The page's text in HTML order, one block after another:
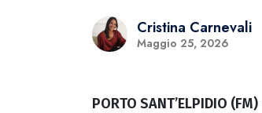
Cristina Carnevali
Maggio 25, 2026
PORTO SANT’ELPIDIO (FM)